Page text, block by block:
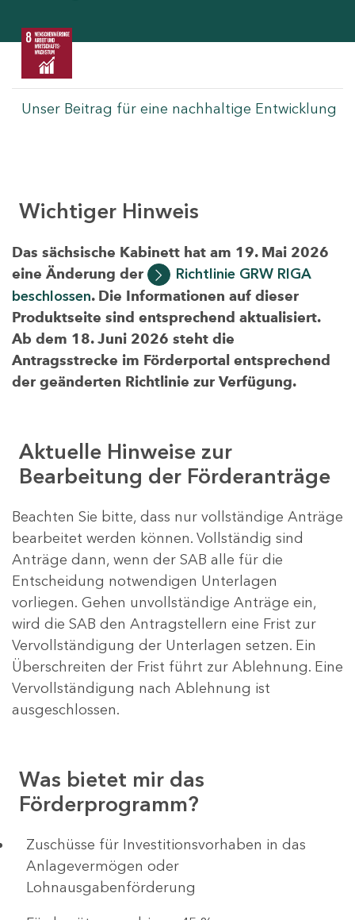
Unser Beitrag für eine nachhaltige Entwicklung
Wichtiger Hinweis
Das sächsische Kabinett hat am 19. Mai 2026
eine Änderung der
Richtlinie GRW RIGA
beschlossen. Die Informationen auf dieser
Produktseite sind entsprechend aktualisiert.
Ab dem 18. Juni 2026 steht die
Antragsstrecke im Förderportal entsprechend
der geänderten Richtlinie zur Verfügung.
Aktuelle Hinweise zur
Bearbeitung der Förderanträge
Beachten Sie bitte, dass nur vollständige Anträge
bearbeitet werden können. Vollständig sind
Anträge dann, wenn der SAB alle für die
Entscheidung notwendigen Unterlagen
vorliegen. Gehen unvollständige Anträge ein,
wird die SAB den Antragstellern eine Frist zur
Vervollständigung der Unterlagen setzen. Ein
Überschreiten der Frist führt zur Ablehnung. Eine
Vervollständigung nach Ablehnung ist
ausgeschlossen.
Was bietet mir das
Förderprogramm?
​​​​​​Zuschüsse für Investitionsvorhaben in das
Anlagevermögen oder
Lohnausgabenförderung